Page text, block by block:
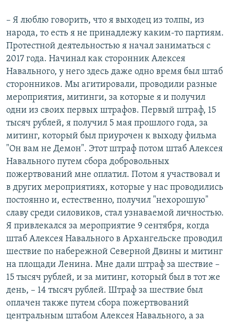
– Я люблю говорить, что я выходец из толпы, из
народа, то есть я не принадлежу каким-то партиям.
Протестной деятельностью я начал заниматься с
2017 года. Начинал как сторонник Алексея
Навального, у него здесь даже одно время был штаб
сторонников. Мы агитировали, проводили разные
мероприятия, митинги, за которые я и получил
одни из своих первых штрафов. Первый штраф, 15
тысяч рублей, я получил 5 мая прошлого года, за
митинг, который был приурочен к выходу фильма
"Он вам не Демон". Этот штраф потом штаб Алексея
Навального путем сбора добровольных
пожертвований мне оплатил. Потом я участвовал и
в других мероприятиях, которые у нас проводились
постоянно и, естественно, получил "нехорошую"
славу среди силовиков, стал узнаваемой личностью.
Я привлекался за мероприятие 9 сентября, когда
штаб Алексея Навального в Архангельске проводил
шествие по набережной Северной Двины и митинг
на площади Ленина. Мне дали штраф за шествие –
15 тысяч рублей, и за митинг, который был в тот же
день, – 14 тысяч рублей. Штраф за шествие был
оплачен также путем сбора пожертвований
центральным штабом Алексея Навального, а за